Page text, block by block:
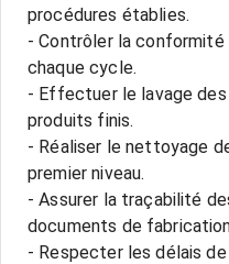
procédures établies.
- Contrôler la
chaque cycle.
- Effectuer le lavage
produits finis.
- Réaliser le nettoyage
premier niveau.
- Assurer la traçabilité
documents de
- Respecter les délais